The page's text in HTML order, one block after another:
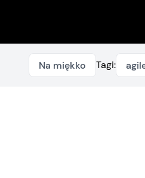
Na miękko Tagi: